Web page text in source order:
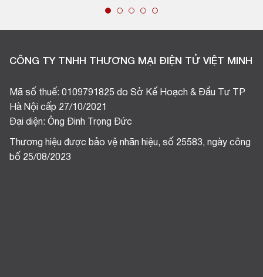
CÔNG TY TNHH THƯƠNG MẠI ĐIỆN TỬ VIỆT MINH
Mã số thuế: 0109791825 do Sở Kế Hoạch & Đầu Tư TP
Hà Nội cấp 27/10/2021
Đại diện: Ông Đinh Trọng Đức
Thương hiệu được bảo vệ nhãn hiệu, số 25583, ngày công
bố 25/08/2023